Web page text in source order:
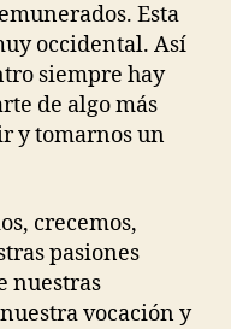
Esta
occidental. Así
siempre hay
de algo más
y tomarnos un
crecemos,
pasiones
nuestras
vocación y